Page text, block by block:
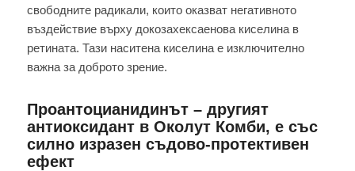
свободните радикали, които оказват негативното
въздействие върху докозахексаенова киселина в
ретината. Тази наситена киселина е изключително
важна за доброто зрение.
Проантоцианидинът – другият
антиоксидант в Околут Комби, е със
силно изразен съдово-протективен
ефект